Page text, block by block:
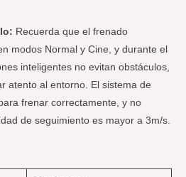
Recuerda que el frenado
modos Normal y Cine, y durante el
inteligentes no evitan obstáculos,
atento al entorno. El sistema de
frenar correctamente, y no
de seguimiento es mayor a 3m/s.